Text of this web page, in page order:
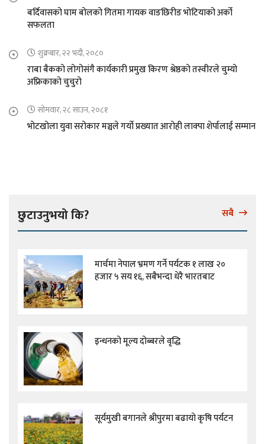
बर्दिवासको घाम बोलको गितमा गायक वाङछिरीङ भोटियाको अर्को
सफलता
शुक्रबार, २२ भदौ, २०८०
राबा बैकको लोगोसंगै कार्यकारी प्रमुख किरण श्रेष्ठको तस्वीरले चुम्यो
अफ्रिकाको चुचुरो
सोमवार, २८ साउन, २०८१
भोटखोला युवा सरोकार मञ्चले गर्यो प्रख्यात आरोही लाक्पा शेर्पालाई सम्मान
छुटाउनुभयो कि? सबै
मार्चमा नेपाल भ्रमण गर्ने पर्यटक १ लाख २०
हजार ५ सय १६, सबैभन्दा धेरै भारतबाट
इन्धनको मूल्य दोब्बरले वृद्धि
सूर्यमुखी बगानले श्रीपुरमा बढायो कृषि पर्यटन